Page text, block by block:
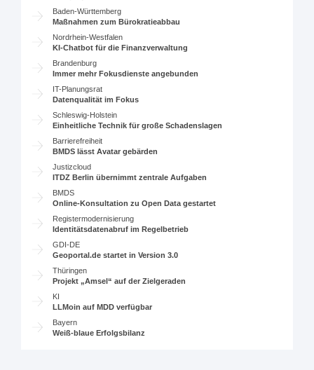
Baden-Württemberg
Maßnahmen zum Bürokratieabbau
Nordrhein-Westfalen
KI-Chatbot für die Finanzverwaltung
Brandenburg
Immer mehr Fokusdienste angebunden
IT-Planungsrat
Datenqualität im Fokus
Schleswig-Holstein
Einheitliche Technik für große Schadenslagen
Barrierefreiheit
BMDS lässt Avatar gebärden
Justizcloud
ITDZ Berlin übernimmt zentrale Aufgaben
BMDS
Online-Konsultation zu Open Data gestartet
Registermodernisierung
Identitätsdatenabruf im Regelbetrieb
GDI-DE
Geoportal.de startet in Version 3.0
Thüringen
Projekt „Amsel“ auf der Zielgeraden
KI
LLMoin auf MDD verfügbar
Bayern
Weiß-blaue Erfolgsbilanz